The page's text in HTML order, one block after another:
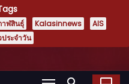
ฬสินธุ์ Kalasinnews
AIS
ระจำวัน